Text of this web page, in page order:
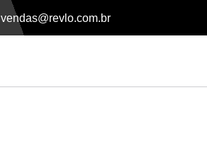
vendas@revlo.com.br